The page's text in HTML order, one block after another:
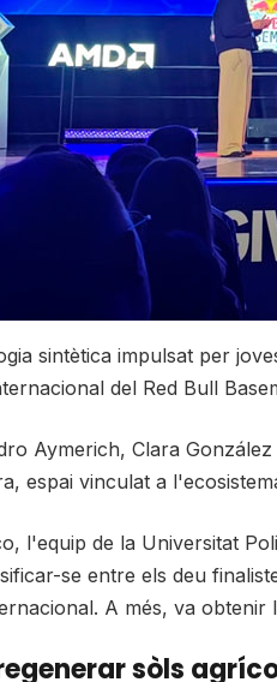
sintètica impulsat per
del Red Bull
Aymerich, Clara
espai vinculat a
l'equip de la Universitat
se entre els deu
A més, va
sòls